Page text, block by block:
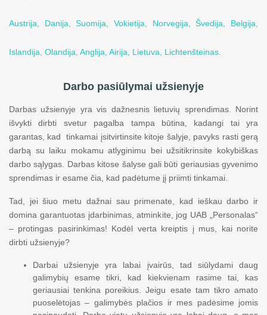
Austrija, Danija,Suomija,Vokietija, Norvegija,Švedija, Belgija,
Islandija, Olandija, Anglija, Airija, Lietuva, Lichtenšteinas.
Darbo pasiūlymai užsienyje
Darbas užsienyje yra vis dažnesnis lietuvių sprendimas. Norint
išvykti dirbti svetur pagalba tampa būtina, kadangi tai yra
garantas, kad tinkamai įsitvirtinsite kitoje šalyje, pavyks rasti gerą
darbą su laiku mokamu atlyginimu bei užsitikrinsite kokybiškas
darbo sąlygas. Darbas kitose šalyse gali būti geriausias gyvenimo
sprendimas ir esame čia, kad padėtume jį priimti tinkamai.
Tad, jei šiuo metu dažnai sau primenate, kad ieškau darbo ir
domina garantuotas įdarbinimas, atminkite, jog UAB „Personalas“
– protingas pasirinkimas! Kodėl verta kreiptis į mus, kai norite
dirbti užsienyje?
Darbai užsienyje yra labai įvairūs, tad siūlydami daug
galimybių esame tikri, kad kiekvienam rasime tai, kas
geriausiai tenkina poreikius. Jeigu esate tam tikro amato
puoselėtojas – galimybės plačios ir mes padėsime jomis